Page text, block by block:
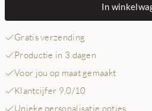
In
Gratis verzending
Productie in 3 dagen
Voor jou op maat gemaakt
Klantcijfer 9,0/10
Unieke personalisatie opties